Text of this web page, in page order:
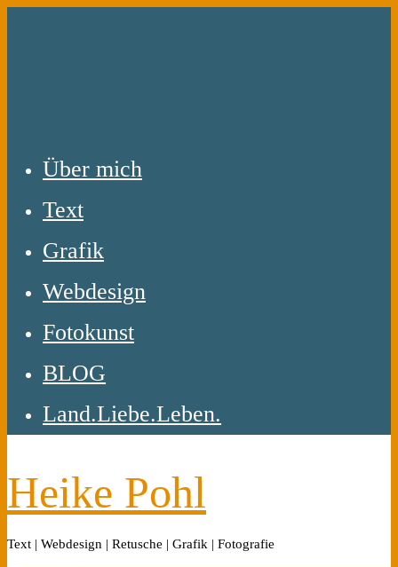
Über mich
Text
Grafik
Webdesign
Fotokunst
BLOG
Land.Liebe.Leben.
Heike Pohl
Text | Webdesign | Retusche | Grafik | Fotografie